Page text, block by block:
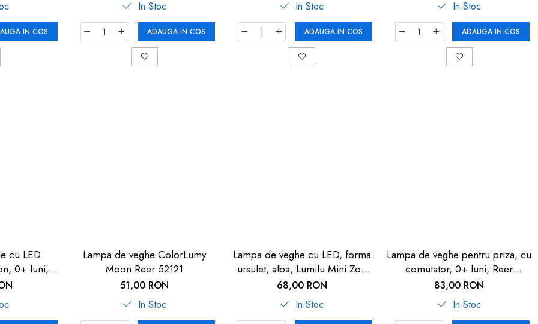
IN COS
In Stoc
ADAUGA IN COS
In Stoc
ADAUGA IN COS
In Stoc
ADAUGA IN COS
cu LED
0+ luni,
Lampa de veghe ColorLumy
Moon Reer 52121
51,00 RON
In Stoc
Lampa de veghe cu LED, forma
ursulet, alba, Lumilu Mini Zoo
Bear, Reer 52330
68,00 RON
In Stoc
Lampa de veghe pentru priza, cu
comutator, 0+ luni, Reer
NightGuide 52390
83,00 RON
In Stoc